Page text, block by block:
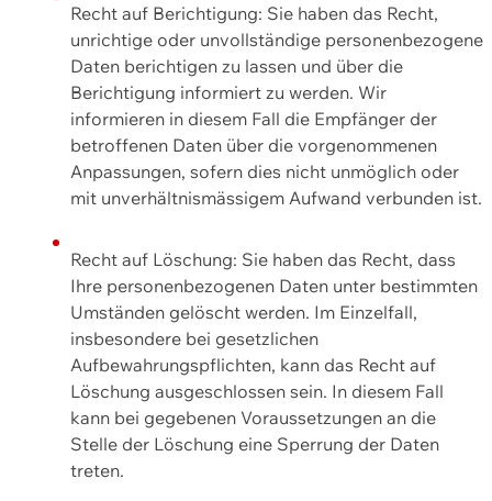
Recht auf Berichtigung: Sie haben das Recht,
unrichtige oder unvollständige personenbezogene
Daten berichtigen zu lassen und über die
Berichtigung informiert zu werden. Wir
informieren in diesem Fall die Empfänger der
betroffenen Daten über die vorgenommenen
Anpassungen, sofern dies nicht unmöglich oder
mit unverhältnismässigem Aufwand verbunden ist.
Recht auf Löschung: Sie haben das Recht, dass
Ihre personenbezogenen Daten unter bestimmten
Umständen gelöscht werden. Im Einzelfall,
insbesondere bei gesetzlichen
Aufbewahrungspflichten, kann das Recht auf
Löschung ausgeschlossen sein. In diesem Fall
kann bei gegebenen Voraussetzungen an die
Stelle der Löschung eine Sperrung der Daten
treten.